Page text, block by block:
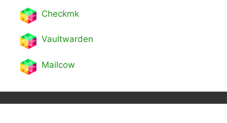
Checkmk
Vaultwarden
Mailcow